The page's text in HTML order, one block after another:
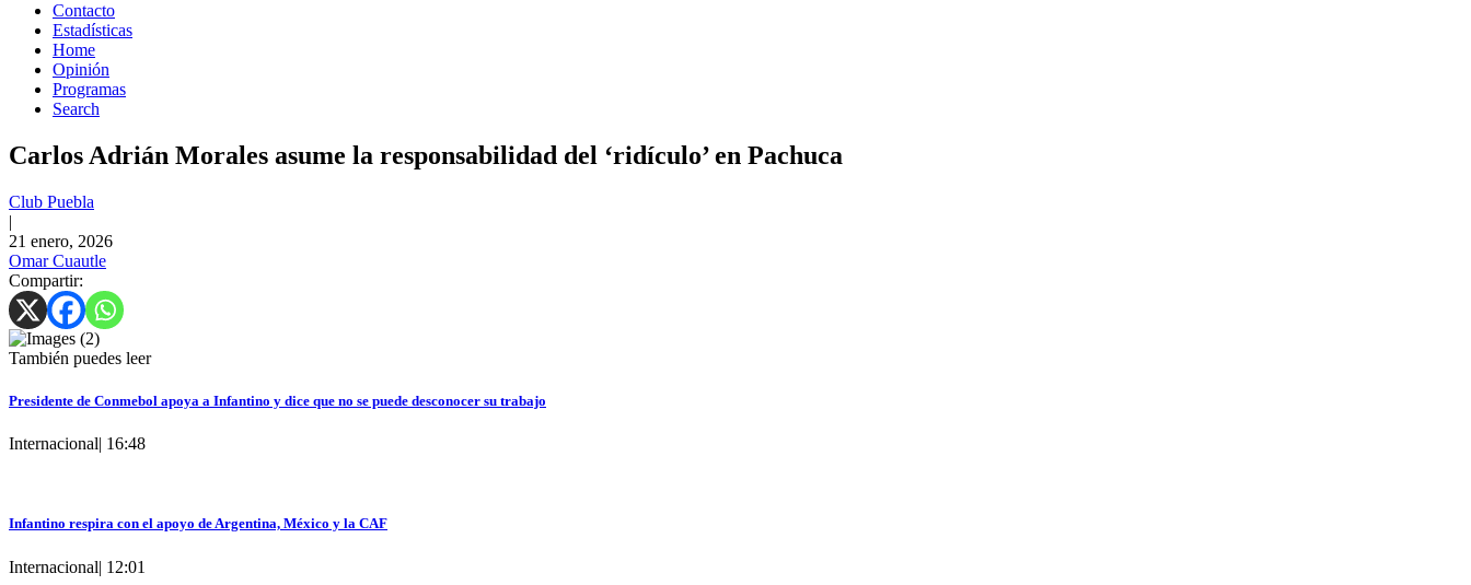
Contacto
Estadísticas
Home
Opinión
Programas
Search
Carlos Adrián Morales asume la responsabilidad del ‘ridículo’ en Pachuca
Club Puebla
|
21 enero, 2026
Omar Cuautle
Compartir:
También puedes leer
Presidente de Conmebol apoya a Infantino y dice que no se puede desconocer su trabajo
Internacional| 16:48
Infantino respira con el apoyo de Argentina, México y la CAF
Internacional| 12:01